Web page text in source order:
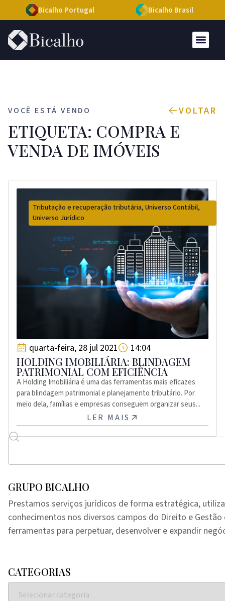
Bicalho Portugal Bicalho Brasil
VOCÊ ESTÁ VENDO VOLTAR
ETIQUETA: COMPRA E
VENDA DE IMÓVEIS
Tributação e recuperação tributária, Universo Contábil,
Universo Jurídico
quarta-feira, 28 jul 2021 14:04
HOLDING IMOBILIÁRIA: BLINDAGEM
PATRIMONIAL COM EFICIÊNCIA
A Holding Imobiliária é uma das ferramentas mais eficazes
para blindagem patrimonial e planejamento tributário. Por
meio dela, famílias e empresas conseguem organizar seus...
LER MAIS
GRUPO BICALHO
Prestamos serviços jurídicos de forma estratégica,
conhecimentos nos diversos campos do Direito e
ferramentas para perpetuar, desenvolver e expandir
CATEGORIAS